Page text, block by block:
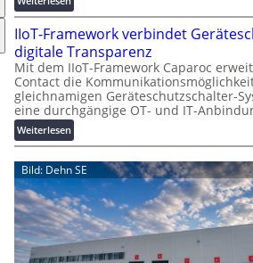
e
n
f
a
l
e
i
h
:
T
r
e
f
f
u
n
k
t
f
ü
W
ö
h
n
e
r
m
i
t
n
e
u
e
r
Y
o
IIoT-Framework verbindet
digitale Transparenz
Mit dem IIoT-Framework Caparoc
Contact die
gleichnamigen Geräteschutzschalter-
eine durchgängige OT- und IT-
Weiterlesen:
I
I
o
T
-
F
r
a
Bild: Dehn SE